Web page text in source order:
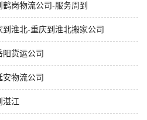
岗物流公司-服务周到
淮北-重庆到淮北搬家公司
货运公司
物流公司
湛江